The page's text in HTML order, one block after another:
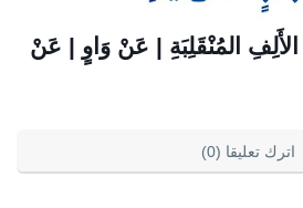
المُنْقَلِبَةِ | عَنْ وَاوٍ | عَنْ
اترك تعليقا (0)